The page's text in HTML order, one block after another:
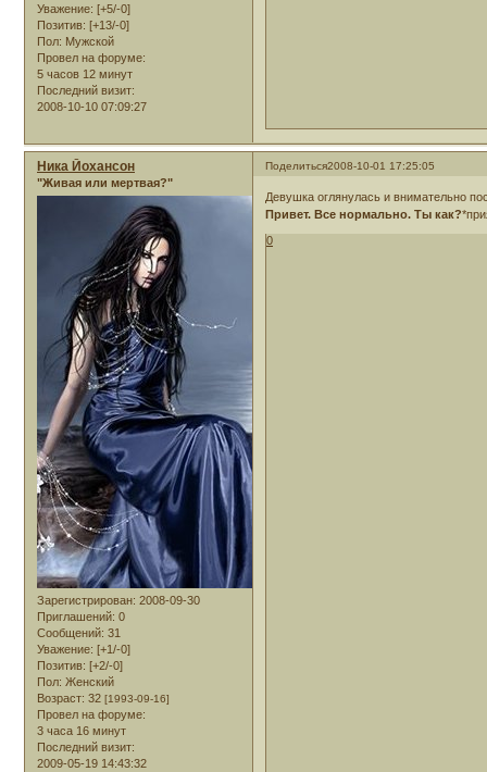
Уважение: [+5/-0]
Позитив: [+13/-0]
Пол: Мужской
Провел на форуме:
5 часов 12 минут
Последний визит:
2008-10-10 07:09:27
Поделиться2008-10-01 17:25:05
Ника Йохансон
"Живая или мертвая?"
Зарегистрирован: 2008-09-30
Приглашений: 0
Сообщений: 31
Уважение: [+1/-0]
Позитив: [+2/-0]
Пол: Женский
Возраст: 32 [1993-09-16]
Провел на форуме:
3 часа 16 минут
Последний визит:
2009-05-19 14:43:32
Девушка оглянулась и внимательно
Привет. Все нормально. Ты как?
0